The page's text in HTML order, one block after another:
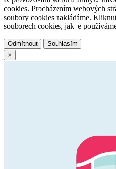
cookies. Procházením webových
soubory cookies nakládáme.
souborech cookies, jak je
Odmítnout
Souhlasím
×